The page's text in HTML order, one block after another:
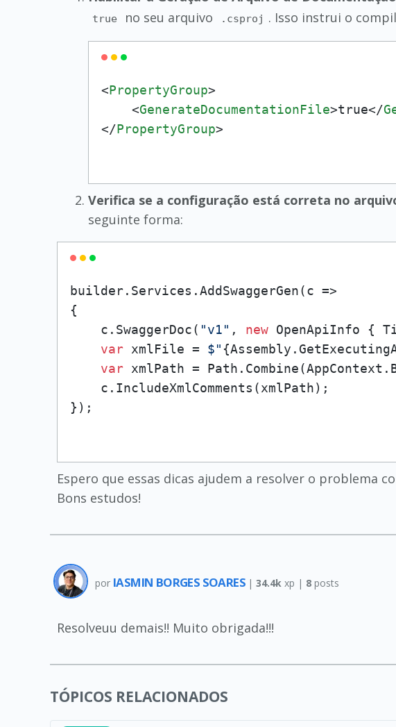
true no seu arquivo .csproj . Isso instrui o
<PropertyGroup>
<GenerateDocumentationFile>true</
</PropertyGroup>
Verifica se a configuração está correta no
seguinte forma:
builder.Services.AddSwaggerGen(c =>
{
    c.SwaggerDoc(
"v1" , new OpenApiInfo {
var xmlFile = $"
var xmlPath =
    c.IncludeXmlComments(xmlPath);
Espero que essas dicas ajudem a resolver o problema
Bons estudos!
por IASMIN BORGES SOARES |34.4k xp | 8 posts
Resolveuu demais!! Muito obrigada!!!
TÓPICOS RELACIONADOS